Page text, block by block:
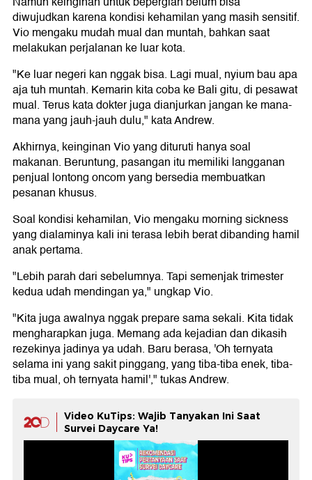
diwujudkan karena kondisi kehamilan yang masih sensitif.
Vio mengaku mudah mual dan muntah, bahkan saat
melakukan perjalanan ke luar kota.
"Ke luar negeri kan nggak bisa. Lagi mual, nyium bau apa
aja tuh muntah. Kemarin kita coba ke Bali gitu, di pesawat
mual. Terus kata dokter juga dianjurkan jangan ke mana-
mana yang jauh-jauh dulu," kata Andrew.
Akhirnya, keinginan Vio yang dituruti hanya soal
makanan. Beruntung, pasangan itu memiliki langganan
penjual lontong oncom yang bersedia membuatkan
pesanan khusus.
Soal kondisi kehamilan, Vio mengaku morning sickness
yang dialaminya kali ini terasa lebih berat dibanding hamil
anak pertama.
"Lebih parah dari sebelumnya. Tapi semenjak trimester
kedua udah mendingan ya," ungkap Vio.
"Kita juga awalnya nggak prepare sama sekali. Kita tidak
mengharapkan juga. Memang ada kejadian dan dikasih
rezekinya jadinya ya udah. Baru berasa, 'Oh ternyata
selama ini yang sakit pinggang, yang tiba-tiba enek, tiba-
tiba mual, oh ternyata hamil'," tukas Andrew.
Video KuTips: Wajib Tanyakan Ini Saat
Survei Daycare Ya!